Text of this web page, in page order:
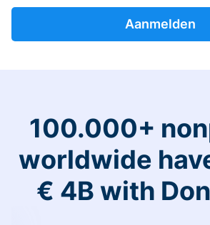
Aanmelden
100.000+
worldwide
€ 4B with